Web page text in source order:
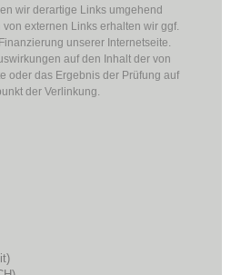
wir derartige Links umgehend
externen Links erhalten wir ggf.
unserer Internetseite.
auf den Inhalt der von
oder das Ergebnis der Prüfung auf
der Verlinkung.